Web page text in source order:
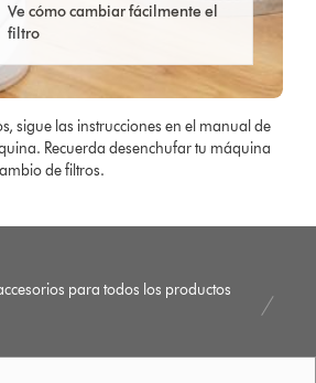
Ve cómo cambiar fácilmente el
filtro
sigue las instrucciones en el manual de
Recuerda desenchufar tu máquina
de filtros.
para todos los productos